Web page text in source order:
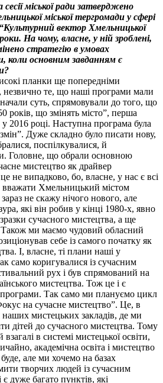
міської ради затверджено
міської тергромади у сфері
вектор Хмельницької
На чому, власне, у ній зроблені,
стратегію в умовах
коли основним завданням є
планки ще попередніми
те, що наші програми мали
суть, спрямовували до того, що
років, що змінять місто”, перша
2016 році. Наступна програма була
Дуже складно було писати нову,
поспілкувалися, й
Головне, що обрали основною
мистецтво як драйвер
не випадково, бо, власне, у нас є всі
вважати Хмельницький містом
не скажу нічого нового, але
які він робив у кінці 1980-х, явно
сучасного мистецтва, а ще
ми маємо чудовий обласний
себе із самого початку як
І, власне, ті плани наші у
само коригувалися із сучасним
рух і був спрямований на
мистецтва. Тож це і є
Так само ми плануємо цикл
на сучасне мистецтво”. Це, в
наших мистецьких закладів, де ми
дітей до сучасного мистецтва. Тому
в системі мистецької освіти,
академічна освіта і мистецтво
але ми хочемо на базах
творчих людей із сучасним
дуже багато пунктів, які